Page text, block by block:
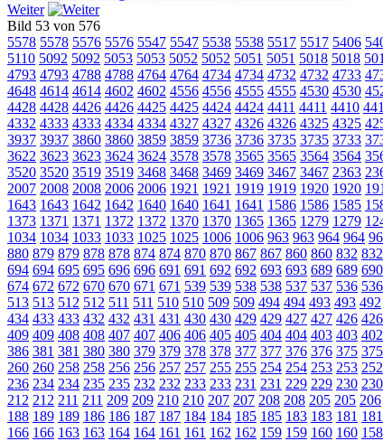
Weiter
Bild 53 von 576
5578 5578 5576 5576 5547 5547 5538 5538 5517 5517 5406
5110 5092 5092 5053 5053 5052 5052 5051 5051 5018 5018
4793 4793 4788 4788 4764 4764 4734 4734 4732 4732 4733
4648 4614 4614 4602 4602 4556 4556 4555 4555 4530 4530
4428 4428 4426 4426 4425 4425 4424 4424 4411 4411 4410
4332 4333 4333 4334 4334 4327 4327 4326 4326 4325 4325
3937 3937 3860 3860 3859 3859 3736 3736 3735 3735 3733
3622 3623 3623 3624 3624 3578 3578 3565 3565 3564 3564
3520 3520 3519 3519 3468 3468 3469 3469 3467 3467 2363
2007 2008 2008 2006 2006 1921 1921 1919 1919 1920 1920
1643 1643 1642 1642 1640 1640 1641 1641 1586 1586 1585
1373 1371 1371 1372 1372 1370 1370 1365 1365 1279 1279
1034 1034 1033 1033 1025 1025 1006 1006 963 963 964 964
880 879 879 878 878 874 874 870 870 867 867 860 860 832 832
694 694 695 695 696 696 691 691 692 692 693 693 689 689 690
674 672 672 670 670 671 671 539 539 538 538 537 537 536 536
513 513 512 512 511 511 510 510 509 509 494 494 493 493 492
434 433 433 432 432 431 431 430 430 429 429 427 427 426 426
409 409 408 408 407 407 406 406 405 405 404 404 403 403 402
386 381 381 380 380 379 379 378 378 377 377 376 376 375 375
260 260 258 258 256 256 257 257 255 255 254 254 253 253 252
236 234 234 235 235 232 232 233 233 231 231 229 229 230 230
212 212 211 211 209 209 210 210 207 207 208 208 205 205 206
188 189 189 186 186 187 187 184 184 185 185 183 183 181 181
166 166 163 163 164 164 161 161 162 162 159 159 160 160 158